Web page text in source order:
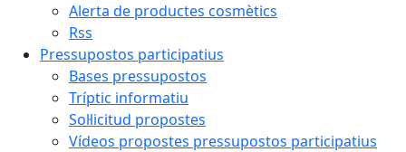
Alerta de productes cosmètics
Rss
Pressupostos participatius
Bases pressupostos
Tríptic informatiu
Sol·licitud propostes
Vídeos propostes pressupostos participatius